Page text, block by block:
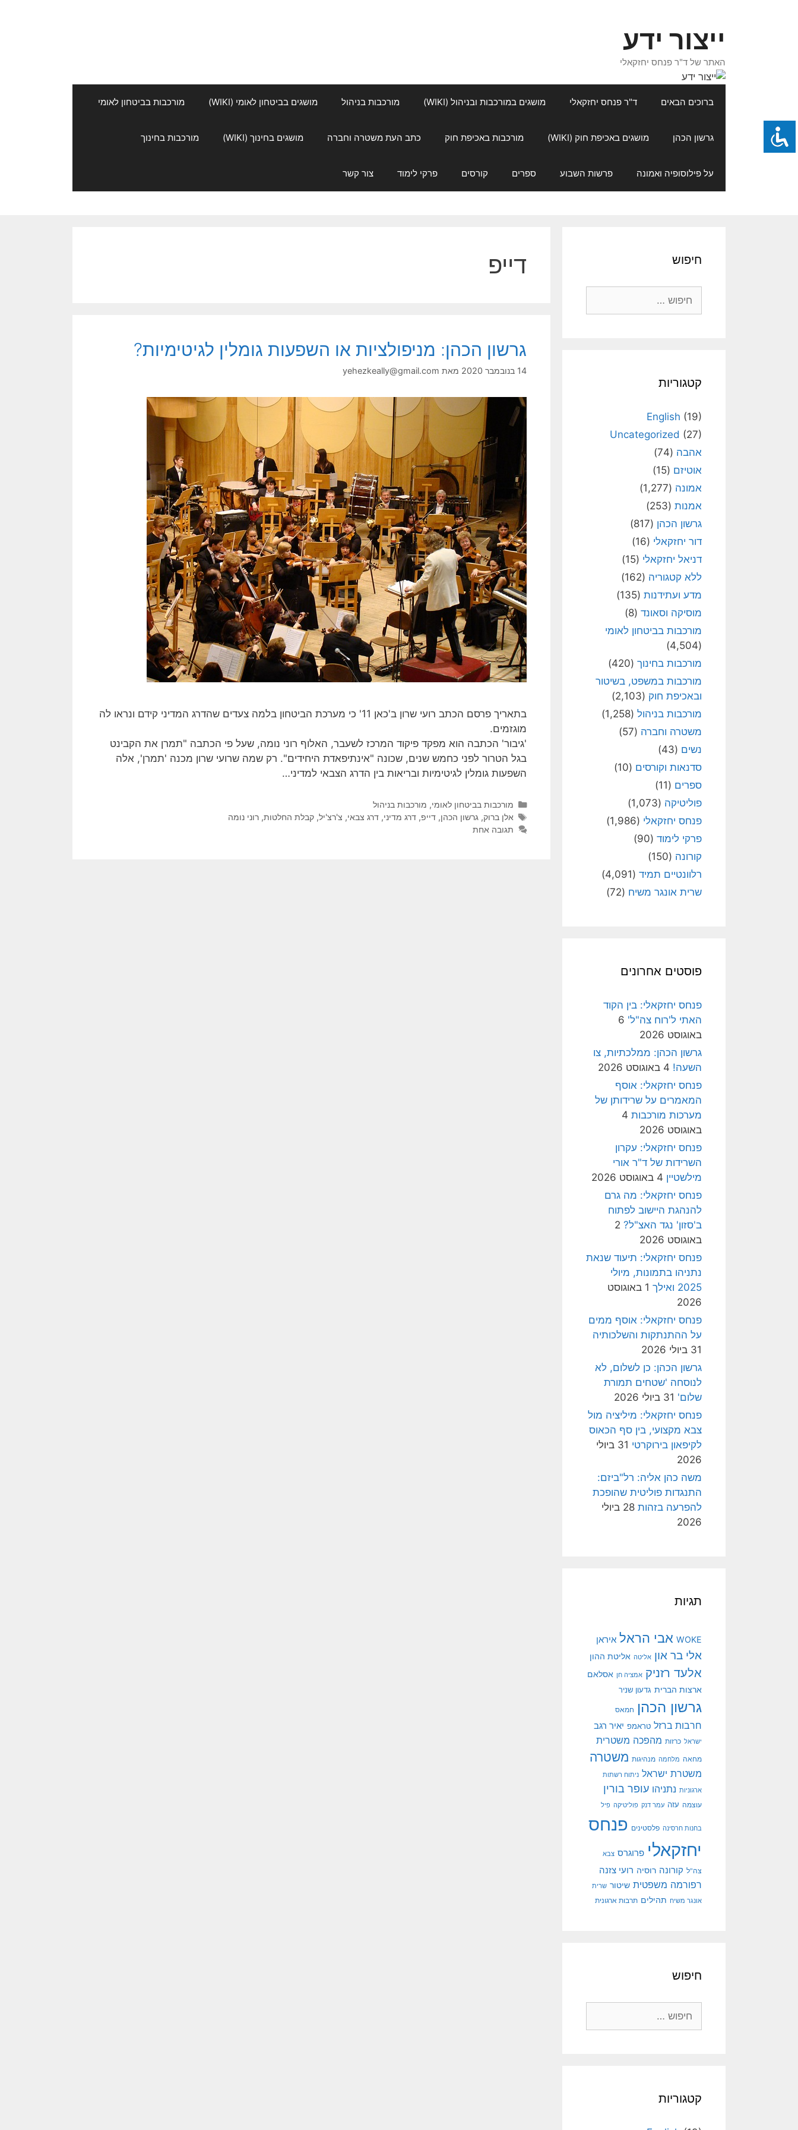
ייצור ידע
האתר של ד"ר פנחס יחזקאלי
ברוכים הבאים ד"ר פנחס יחזקאלי מושגים במורכבות ובניהול (WIKI) מורכבות בניהול מושגים בביטחון לאומי (WIKI) מורכבות בביטחון לאומי
גרשון הכהן מושגים באכיפת חוק (WIKI) מורכבות באכיפת חוק כתב העת משטרה וחברה מושגים בחינוך (WIKI) מורכבות בחינוך
על פילוסופיה ואמונה פרשות השבוע ספרים קורסים פרקי לימוד צור קשר
דייפ
גרשון הכהן: מניפולציות או השפעות גומלין לגיטימיות?
14 בנובמבר 2020 מאת yehezkeally@gmail.com
בתאריך פרסם הכתב רועי שרון ב'כאן 11' כי מערכת הביטחון בלמה צעדים שהדרג המדיני קידם ונראו לה
מוגזמים.
'גיבור' הכתבה הוא מפקד פיקוד המרכז לשעבר, האלוף רוני נומה, שעל פי הכתבה "תמרן את הקבינט
בגל הטרור לפני כחמש שנים, שכונה "אינתיפאדת היחידים". רק שמה שרועי שרון מכנה 'תמרן', אלה
השפעות גומלין לגיטימיות ובריאות בין הדרג הצבאי למדיני…
קטגוריות
מורכבות בביטחון לאומי, מורכבות בניהול
תגיות
אלן ברוק, גרשון הכהן, דייפ, דרג מדיני, דרג צבאי, צ'רצ'יל, קבלת החלטות, רוני נומה
תגובה אחת
חיפוש
קטגוריות
English (19)
Uncategorized (27)
אהבה (74)
אוטיזם (15)
אמונה (1,277)
אמנות (253)
גרשון הכהן (817)
דור יחזקאלי (16)
דניאל יחזקאלי (15)
ללא קטגוריה (162)
מדע ועתידנות (135)
מוסיקה וסאונד (8)
מורכבות בביטחון לאומי
(4,504)
מורכבות בחינוך (420)
מורכבות במשפט, בשיטור
ובאכיפת חוק (2,103)
מורכבות בניהול (1,258)
משטרה וחברה (57)
נשים (43)
סדנאות וקורסים (10)
ספרים (11)
פוליטיקה (1,073)
פנחס יחזקאלי (1,986)
פרקי לימוד (90)
קורונה (150)
רלוונטיים תמיד (4,091)
שרית אונגר משיח (72)
פוסטים אחרונים
פנחס יחזקאלי: בין הקוד
האתי ל'רוח צה"ל' 6
באוגוסט 2026
גרשון הכהן: ממלכתיות, צו
השעה! 4 באוגוסט 2026
פנחס יחזקאלי: אוסף
המאמרים על שרידותן של
מערכות מורכבות 4
באוגוסט 2026
פנחס יחזקאלי: עקרון
השרידות של ד"ר אורי
מילשטיין 4 באוגוסט 2026
פנחס יחזקאלי: מה גרם
להנהגת היישוב לפתוח
ב'סזון' נגד האצ"ל? 2
באוגוסט 2026
פנחס יחזקאלי: תיעוד שנאת
נתניהו בתמונות, מיולי
2025 ואילך
1 באוגוסט
2026
פנחס יחזקאלי: אוסף ממים
על ההתנתקות והשלכותיה
31 ביולי 2026
גרשון הכהן: כן לשלום, לא
לנוסחה 'שטחים תמורת
שלום' 31 ביולי 2026
פנחס יחזקאלי: מיליציה מול
צבא מקצועי, בין סף הכאוס
לקיפאון בירוקרטי
31 ביולי
2026
משה כהן אליה: רל"ביזם:
התנגדות פוליטית שהופכת
להפרעה בזהות
28 ביולי
2026
תגיות
WOKE אבי הראל איראן
אלי בר און אליטה אליטת ההון
אלעד רזניק אמציה חן אסלאם
ארצות הברית גדעון שניר
גרשון הכהן חמאס
חרבות ברזל טראמפ יאיר רגב
ישראל כרזות מהפכה משטרית
מחאה מלחמה מנהיגות משטרה
משטרת ישראל ניתוח רשתות
ארגוניות נתניהו עופר בורין
עוצמה עזה עמר דנק פוליטיקה פיל
בחנות חרסינה פלסטינים פנחס
יחזקאלי פרוגרס צבא
צה"ל קורונה רוסיה רועי צזנה
רפורמה משפטית שיטור שרית
אונגר משיח תהילים תרבות ארגונית
חיפוש
קטגוריות